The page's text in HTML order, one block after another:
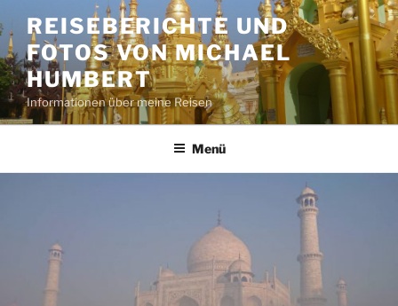
Inhalt
springen
REISEBERICHTE UND
FOTOS VON MICHAEL
HUMBERT
Informationen über meine Reisen
Menü